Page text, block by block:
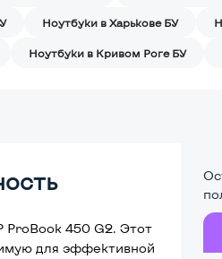
Ноутбуки в Харькове БУ
Ноутбуки в Кривом Роге БУ
ProBook 450 G2. Этот
для эффективной